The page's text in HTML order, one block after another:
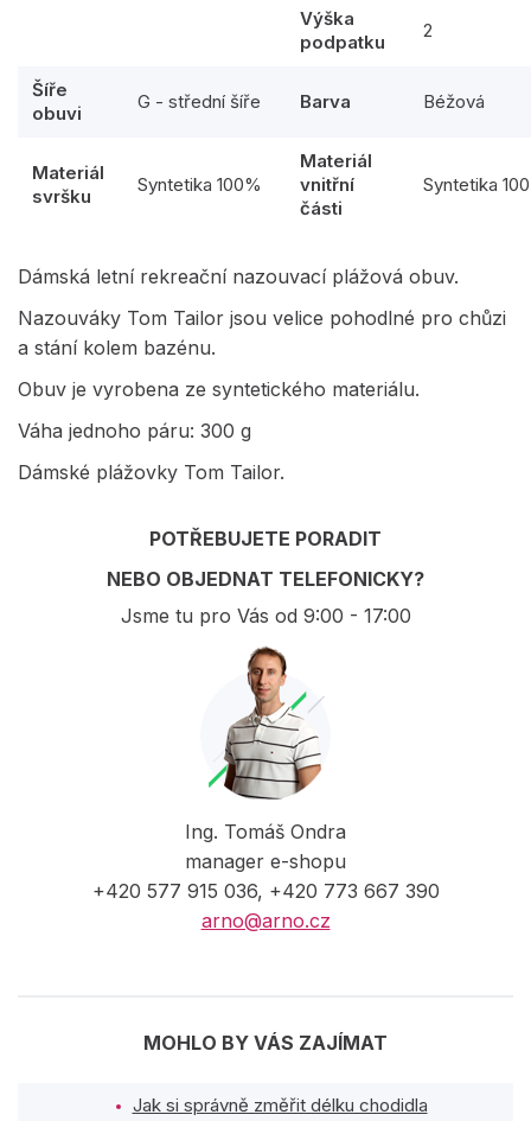
Výška
podpatku
2
Šíře
obuvi
G - střední šíře Barva Béžová
Materiál
svršku
Syntetika 100%
Materiál
vnitřní
části
Syntetika
Dámská letní rekreační nazouvací plážová obuv.
Nazouváky Tom Tailor jsou velice pohodlné pro chůzi
a stání kolem bazénu.
Obuv je vyrobena ze syntetického materiálu.
Váha jednoho páru: 300 g
Dámské plážovky Tom Tailor.
POTŘEBUJETE PORADIT
NEBO OBJEDNAT TELEFONICKY?
Jsme tu pro Vás od 9:00 - 17:00
Ing. Tomáš Ondra
manager e-shopu
+420 577 915 036, +420 773 667 390
arno@arno.cz
MOHLO BY VÁS ZAJÍMAT
Jak si správně změřit délku chodidla